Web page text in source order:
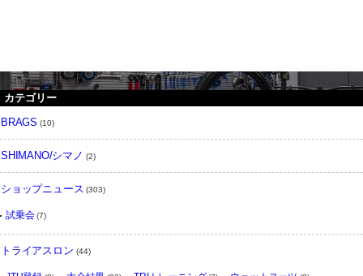
instargram feed
カテゴリー
BRAGS (10)
SHIMANO/シマノ (2)
ショップニュース (303)
試乗会(7)
トライアスロン (44)